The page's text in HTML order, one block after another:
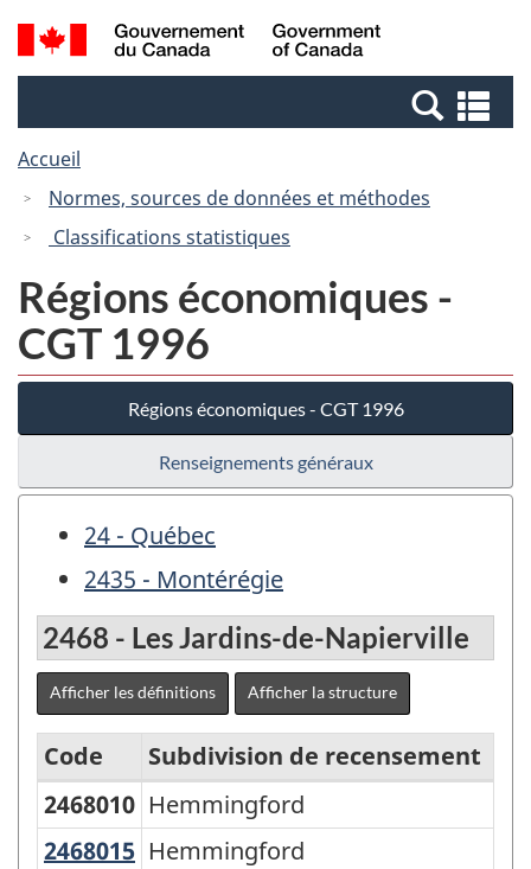
Passer
au
Passer
à
Canada
Recherche
et
et
Accueil
Normes, sources de données et méthodes
Classifications statistiques
Régions économiques -
CGT 1996
Régions économiques - CGT 1996
Renseignements généraux
24 - Québec
2435 - Montérégie
2468 - Les Jardins-de-Napierville
Afficher les définitions Afficher la structure
Régions
économiques
Code Subdivision de recensement
2468010 Hemmingford
2468015 Hemmingford
Hemmingford